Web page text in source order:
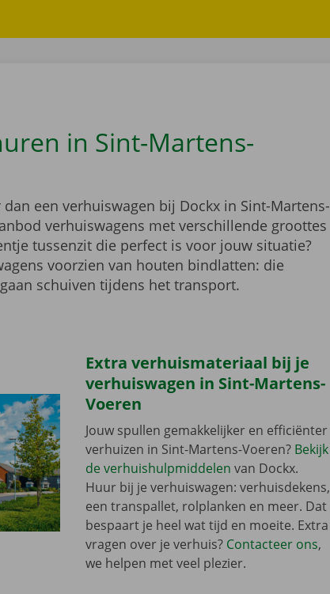
in Sint-Martens-
een verhuiswagen bij Dockx in Sint-Martens-
verhuiswagens met verschillende groottes
tussenzit die perfect is voor jouw situatie?
voorzien van houten bindlatten: die
schuiven tijdens het transport.
Extra verhuismateriaal bij je
verhuiswagen in Sint-Martens-
Voeren
Jouw spullen gemakkelijker en efficiënter
verhuizen in Sint-Martens-Voeren? Bekijk
de verhuishulpmiddelen van Dockx.
Huur bij je verhuiswagen: verhuisdekens,
een transpallet, rolplanken en meer. Dat
bespaart je heel wat tijd en moeite. Extra
vragen over je verhuis? Contacteer ons,
we helpen met veel plezier.